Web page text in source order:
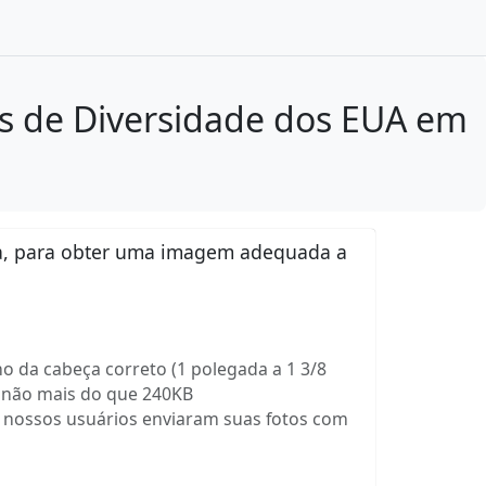
Diversidade dos EUA em
para obter uma imagem adequada a
da cabeça correto (1 polegada a 1 3/8
mais do que 240KB
usuários enviaram suas fotos com